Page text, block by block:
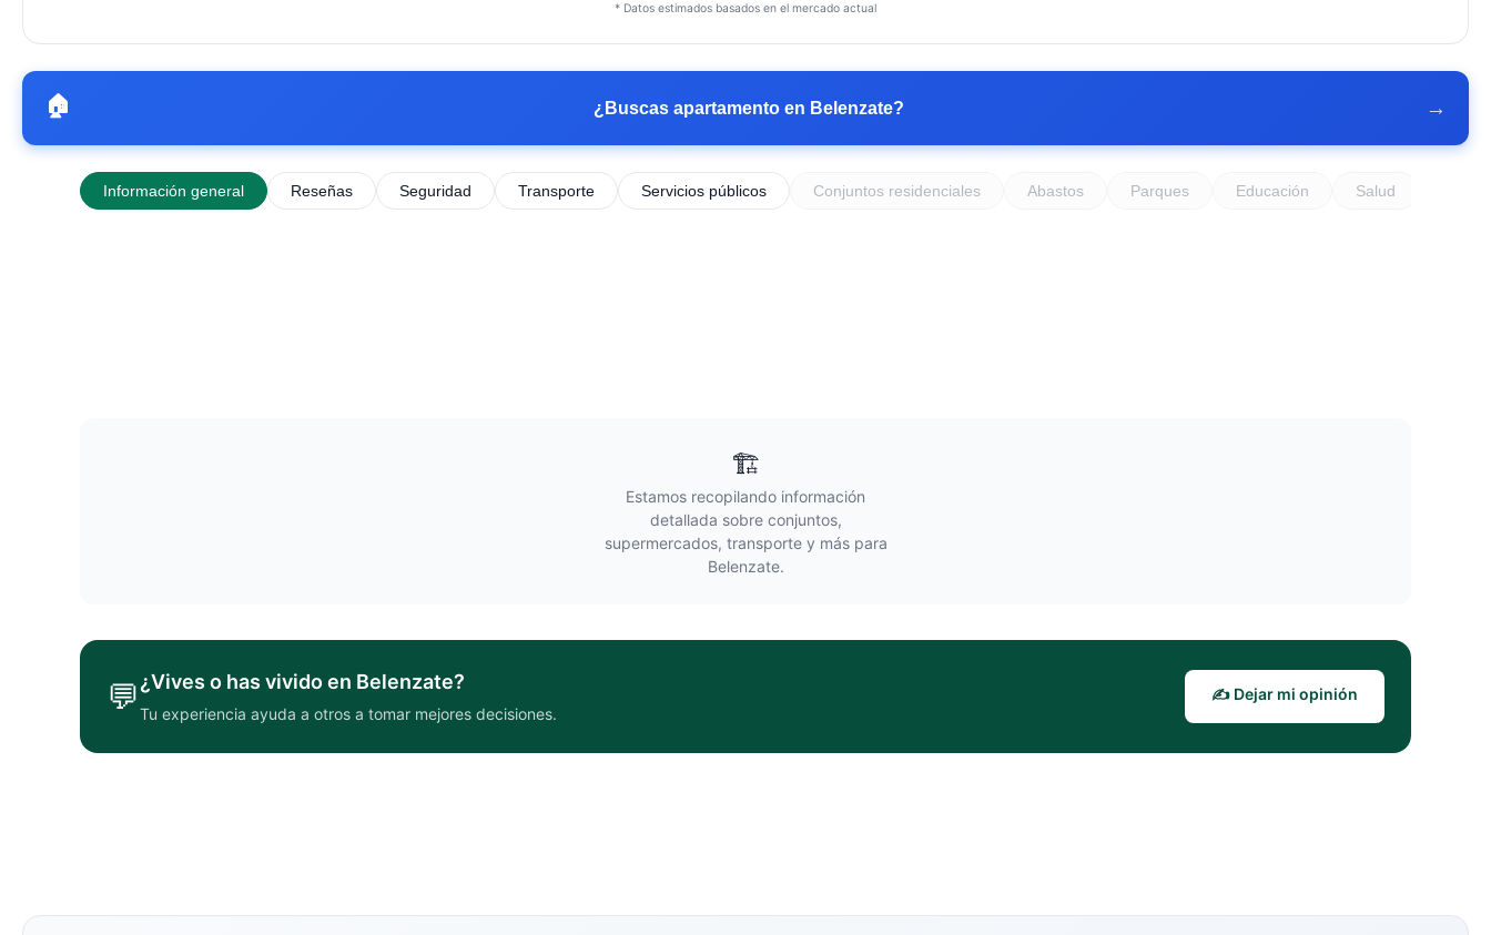
* Datos estimados basados en el mercado actual
🏠 ¿Buscas apartamento en Belenzate? →
Información general Reseñas Seguridad Transporte Servicios públicos Conjuntos residenciales Abastos Parques Educación Salud
🏗️
Estamos recopilando información
detallada sobre conjuntos,
supermercados, transporte y más para
Belenzate.
💬¿Vives o has vivido en Belenzate?
Tu experiencia ayuda a otros a tomar mejores decisiones.
✍️ Dejar mi opinión